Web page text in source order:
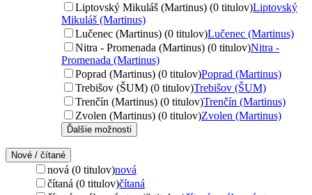
Liptovský Mikuláš (Martinus) (0 titulov)Liptovský
Mikuláš (Martinus)
Lučenec (Martinus) (0 titulov)Lučenec (Martinus)
Nitra - Promenada (Martinus) (0 titulov)Nitra -
Promenada (Martinus)
Poprad (Martinus) (0 titulov)Poprad (Martinus)
Trebišov (ŠUM) (0 titulov)Trebišov (ŠUM)
Trenčín (Martinus) (0 titulov)Trenčín (Martinus)
Zvolen (Martinus) (0 titulov)Zvolen (Martinus)
Ďalšie možnosti
Nové / čítané
nová (0 titulov)nová
čítaná (0 titulov)čítaná